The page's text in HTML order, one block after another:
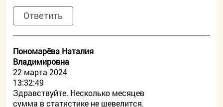
Ответить
Пономарёва Наталия
Владимировна
22 марта 2024
13:32:49
Здравствуйте. Несколько месяцев
сумма в статистике не шевелится.